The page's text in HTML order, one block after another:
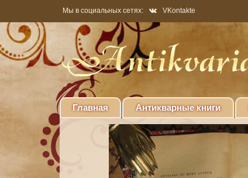
Мы в социальных сетях: VKontakte
Главная Антикварные книги